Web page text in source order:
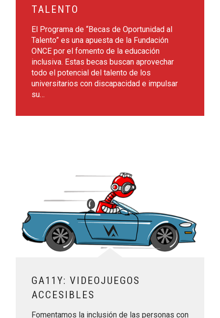
TALENTO
El Programa de “Becas de Oportunidad al
Talento” es una apuesta de la Fundación
ONCE por el fomento de la educación
inclusiva. Estas becas buscan aprovechar
todo el potencial del talento de los
universitarios con discapacidad e impulsar
su…
GA11Y: VIDEOJUEGOS
ACCESIBLES
Fomentamos la inclusión de las personas con